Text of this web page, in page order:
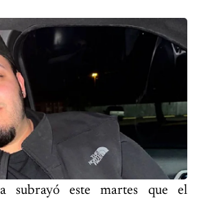
subrayó este martes que el